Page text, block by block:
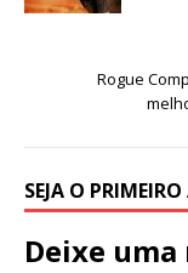
Rogue
SEJA O
Deixe